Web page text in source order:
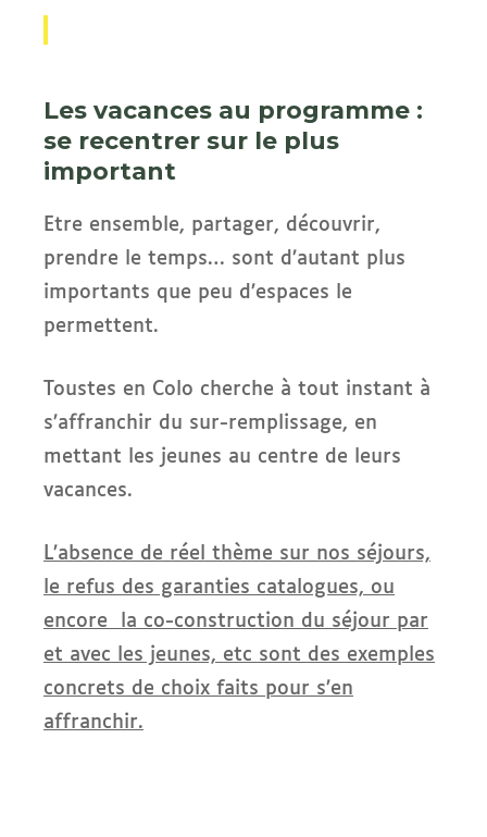
Les vacances au programme :
se recentrer sur le plus
important
Etre ensemble, partager, découvrir,
prendre le temps… sont d’autant plus
importants que peu d’espaces le
permettent.
Toustes en Colo cherche à tout instant à
s’affranchir du sur-remplissage, en
mettant les jeunes au centre de leurs
vacances.
L’absence de réel thème sur nos séjours,
le refus des garanties catalogues, ou
encore la co-construction du séjour par
et avec les jeunes, etc sont des exemples
concrets de choix faits pour s’en
affranchir.